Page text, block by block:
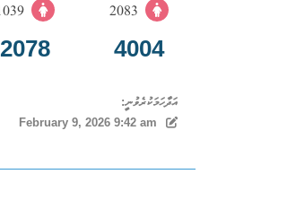
4004
1039
2078
އަދާހަމަކުރެވުނީ:
February 9, 2026 9:42 am